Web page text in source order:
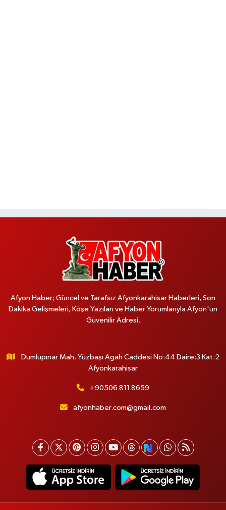
Afyon Haber; Güncel ve Tarafsız Afyonkarahisar Haberleri, Son
Dakika Gelişmeleri, Köşe Yazıları ve Haber Yorumlarıyla Afyon'un
Güvenilir Adresi.
Dumlupınar Mah. Yüzbaşı Agah Caddesi No:44 Daire:3 Kat:2
Afyonkarahisar
+90506 811 8659
afyonhaber.com@gmail.com